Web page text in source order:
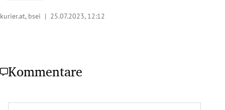
kurier.at, bsei | 25.07.2023, 12:12
Kommentare